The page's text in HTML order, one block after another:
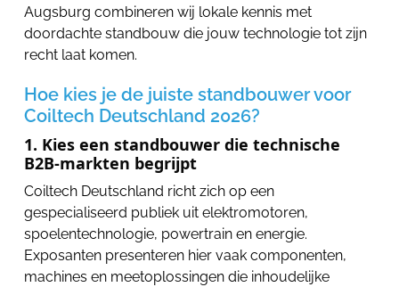
Augsburg combineren wij lokale kennis met
doordachte standbouw die jouw technologie tot zijn
recht laat komen.
Hoe kies je de juiste standbouwer voor
Coiltech Deutschland 2026?
1. Kies een standbouwer die technische
B2B-markten begrijpt
Coiltech Deutschland richt zich op een
gespecialiseerd publiek uit elektromotoren,
spoelentechnologie, powertrain en energie.
Exposanten presenteren hier vaak componenten,
machines en meetoplossingen die inhoudelijke